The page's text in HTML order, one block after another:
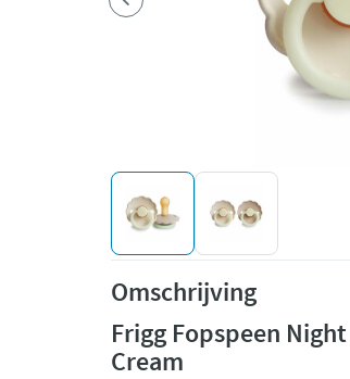
Omschrijving
Frigg Fopspeen
Cream